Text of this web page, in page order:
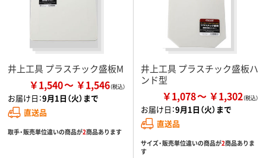
井上工具 プラスチック盛板M
￥1,540 ￥1,546
お届け日：9月1日（火）まで
直送品
取手・販売単位違いの商品が2商品あります
井上工具 プラスチック盛板ハ
ンド型
￥1,078 ￥1,302
お届け日：9月1日（火）まで
直送品
サイズ・販売単位違いの商品が2商品ありま
す